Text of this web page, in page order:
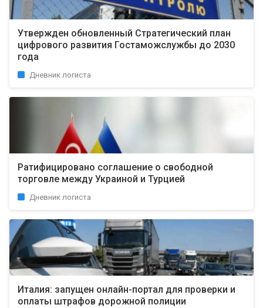
Утвержден обновленный Стратегический план
цифрового развития Гостаможслужбы до 2030
года
Дневник логиста
Ратифицировано соглашение о свободной
торговле между Украиной и Турцией
Дневник логиста
Италия: запущен онлайн-портал для проверки и
оплаты штрафов дорожной полиции